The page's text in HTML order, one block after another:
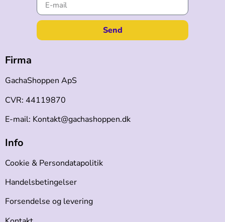
Send
Firma
GachaShoppen ApS
CVR: 44119870
E-mail: Kontakt@gachashoppen.dk
Info
Cookie & Persondatapolitik
Handelsbetingelser
Forsendelse og levering